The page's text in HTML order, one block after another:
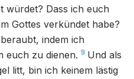
würdet? Dass ich euch
Gottes verkündet habe?
indem ich
euch zu dienen. 9 Und als
litt, bin ich keinem lästig